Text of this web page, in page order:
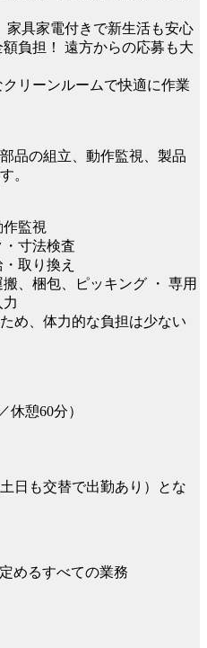
家具家電付きで新生活も安心
額負担！ 遠方からの応募も大
クリーンルームで快適に作業
品の組立、動作監視、製品
。
作監視
・寸法検査
取り換え
搬、梱包、ピッキング ・ 専用
め、体力的な負担は少ない
休憩60分）
日も交替で出勤あり）とな
めるすべての業務